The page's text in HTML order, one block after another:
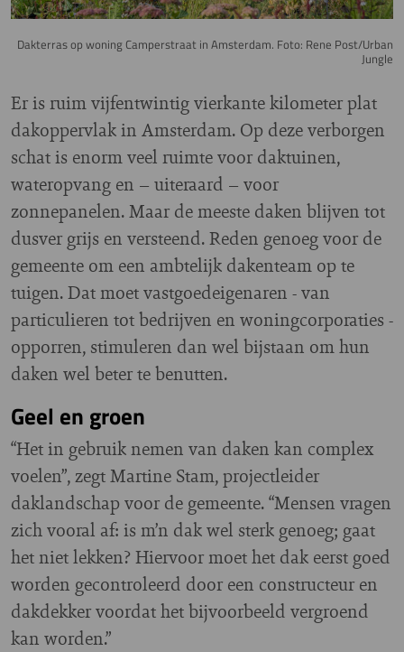
Dakterras op woning Camperstraat in Amsterdam. Foto: Rene Post/Urban
Jungle
Er is ruim vijfentwintig vierkante kilometer plat
dakoppervlak in Amsterdam. Op deze verborgen
schat is enorm veel ruimte voor daktuinen,
wateropvang en – uiteraard – voor
zonnepanelen. Maar de meeste daken blijven tot
dusver grijs en versteend. Reden genoeg voor de
gemeente om een ambtelijk dakenteam op te
tuigen. Dat moet vastgoedeigenaren - van
particulieren tot bedrijven en woningcorporaties -
opporren, stimuleren dan wel bijstaan om hun
daken wel beter te benutten.
Geel en groen
“Het in gebruik nemen van daken kan complex
voelen”, zegt Martine Stam, projectleider
daklandschap voor de gemeente. “Mensen vragen
zich vooral af: is m’n dak wel sterk genoeg; gaat
het niet lekken? Hiervoor moet het dak eerst goed
worden gecontroleerd door een constructeur en
dakdekker voordat het bijvoorbeeld vergroend
kan worden.”